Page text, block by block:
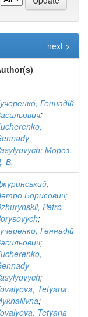
next >
Геннадій
;
; Мороз,
В.
Борисович;
Petro
;
Геннадій
;
;
Tetyana
;
Tetyana